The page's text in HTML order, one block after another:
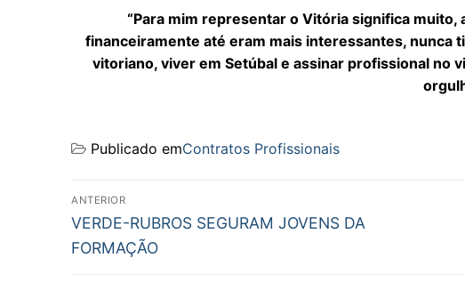
“Para mim representar o Vitória significa
financeiramente até eram mais interessantes, nunca
vitoriano, viver em Setúbal e assinar profissional no
Publicado emContratos Profissionais
Navegação
de
artigos
ANTERIOR
Previous
post:
VERDE-RUBROS SEGURAM JOVENS DA
FORMAÇÃO